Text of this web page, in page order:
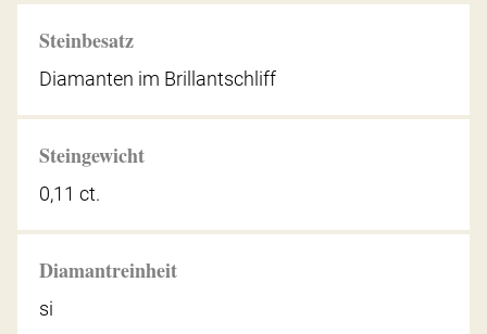
Steinbesatz
Diamanten im Brillantschliff
Steingewicht
0,11 ct.
Diamantreinheit
si